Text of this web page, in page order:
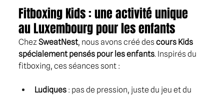
Fitboxing Kids : une activité unique
au Luxembourg pour les enfants
Chez SweatNest, nous avons créé des cours Kids
spécialement pensés pour les enfants. Inspirés du
fitboxing, ces séances sont :
Ludiques : pas de pression, juste du jeu et du